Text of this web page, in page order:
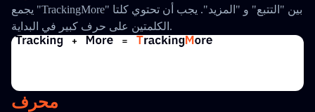
يجمع "TrackingMore" بين "التتبع" و "المزيد". يجب أن تحتوي كلتا
الكلمتين على حرف كبير في البداية.
محرف